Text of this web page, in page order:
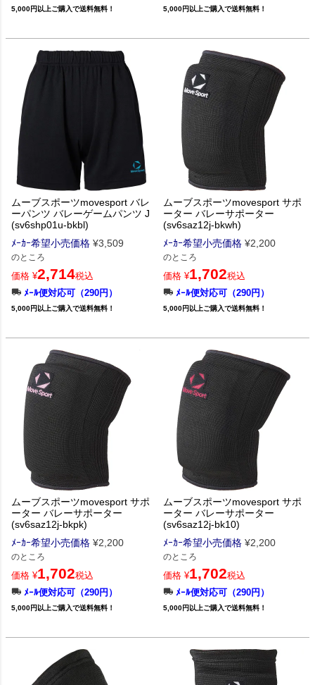
5,000円以上ご購入で送料無料！ 5,000円以上ご購入で送料無料！
ムーブスポーツmovesport バレ
ーパンツ バレーゲームパンツ J
(sv6shp01u-bkbl)
ﾒｰｶｰ希望小売価格 ¥3,509
のところ
価格 ¥2,714税込
ﾒｰﾙ便対応可（290円）
5,000円以上ご購入で送料無料！
ムーブスポーツmovesport サポ
ーター バレーサポーター
(sv6saz12j-bkwh)
ﾒｰｶｰ希望小売価格 ¥2,200
のところ
価格 ¥1,702税込
ﾒｰﾙ便対応可（290円）
5,000円以上ご購入で送料無料！
ムーブスポーツmovesport サポ
ーター バレーサポーター
(sv6saz12j-bkpk)
ﾒｰｶｰ希望小売価格 ¥2,200
のところ
価格 ¥1,702税込
ﾒｰﾙ便対応可（290円）
5,000円以上ご購入で送料無料！
ムーブスポーツmovesport サポ
ーター バレーサポーター
(sv6saz12j-bk10)
ﾒｰｶｰ希望小売価格 ¥2,200
のところ
価格 ¥1,702税込
ﾒｰﾙ便対応可（290円）
5,000円以上ご購入で送料無料！